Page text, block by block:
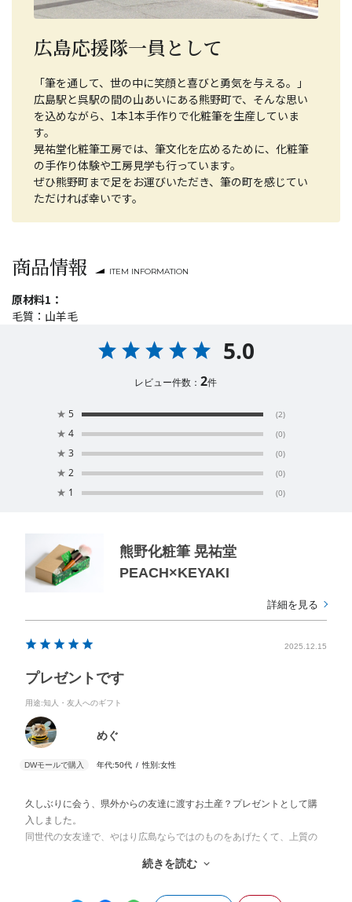
広島応援隊一員として
「筆を通して、世の中に笑顔と喜びと勇気を与える。」
広島駅と呉駅の間の山あいにある熊野町で、そんな思い
を込めながら、1本1本手作りで化粧筆を生産していま
す。
晃祐堂化粧筆工房では、筆文化を広めるために、化粧筆
の手作り体験や工房見学も行っています。
ぜひ熊野町まで足をお運びいただき、筆の町を感じてい
ただければ幸いです。
商品情報 ITEM INFORMATION
原材料1：
毛質：山羊毛
5.0
レビュー件数：2件
★ 5 (2)
★ 4 (0)
★ 3 (0)
★ 2 (0)
★ 1 (0)
熊野化粧筆 晃祐堂
PEACH×KEYAKI
詳細を見る
2025.12.15
プレゼントです
用途:知人・友人へのギフト
めぐ
年代:50代 性別:女性
久しぶりに会う、県外からの友達に渡すお土産？プレゼントとして購
入しました。
同世代の女友達で、やはり広島ならではのものをあげたくて、上質の
チークブラシなので、もし持っていても何本あってもいいし、なくて
続きを読む